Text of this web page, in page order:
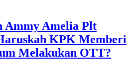
Ammy Amelia Plt
KPK Memberi
Melakukan OTT?